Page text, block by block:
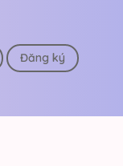
Đăng ký